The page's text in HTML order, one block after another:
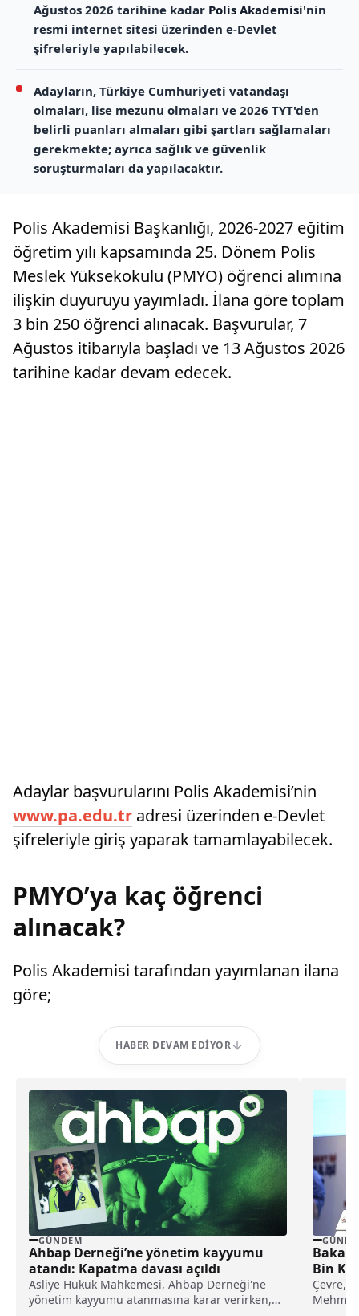
Ağustos 2026 tarihine kadar Polis Akademisi'nin
resmi internet sitesi üzerinden e-Devlet
şifreleriyle yapılabilecek.
Adayların, Türkiye Cumhuriyeti vatandaşı
olmaları, lise mezunu olmaları ve 2026 TYT'den
belirli puanları almaları gibi şartları sağlamaları
gerekmekte; ayrıca sağlık ve güvenlik
soruşturmaları da yapılacaktır.
Polis Akademisi Başkanlığı, 2026-2027 eğitim
öğretim yılı kapsamında 25. Dönem Polis
Meslek Yüksekokulu (PMYO) öğrenci alımına
ilişkin duyuruyu yayımladı. İlana göre toplam
3 bin 250 öğrenci alınacak. Başvurular, 7
Ağustos itibarıyla başladı ve 13 Ağustos 2026
tarihine kadar devam edecek.
Adaylar başvurularını Polis Akademisi’nin
www.pa.edu.tr adresi üzerinden e-Devlet
şifreleriyle giriş yaparak tamamlayabilecek.
PMYO’ya kaç öğrenci
alınacak?
Polis Akademisi tarafından yayımlanan ilana
göre;
HABER DEVAM EDIYOR
GÜNDEM
Ahbap Derneği’ne yönetim kayyumu
atandı: Kapatma davası açıldı
Asliye Hukuk Mahkemesi, Ahbap Derneği'ne
yönetim kayyumu atanmasına karar verirken,
Bakan
Bin
Çevre,